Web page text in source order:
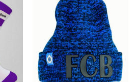
product
heeft
meerdere
kan
product
heeft
meerdere
variaties.
Deze
optie
kan